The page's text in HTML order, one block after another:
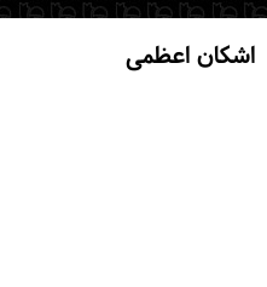
کمیته‌های انجمن
اشکان اعظمی